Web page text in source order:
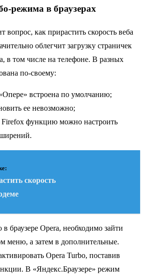
режима в браузерах
как прирастить скорость веба
облегчит загрузку страничек
в том числе на телефоне. В разных
по-своему:
встроена по умолчанию;
ее невозможно;
функцию можно настроить
скорость
в браузере Opera, необходимо зайти
меню, а затем в дополнительные.
Opera Turbo, поставив
В «Яндекс.Браузере» режим